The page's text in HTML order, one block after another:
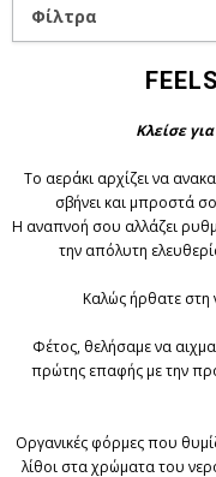
Φίλτρα
Κλείσε
Το αεράκι αρχίζει να
σβήνει και μπροστά
Η αναπνοή σου αλλάζει
την απόλυτη
Καλώς ήρθατε στη
Φέτος, θελήσαμε να
πρώτης επαφής με την
Οργανικές φόρμες που
λίθοι στα χρώματα του